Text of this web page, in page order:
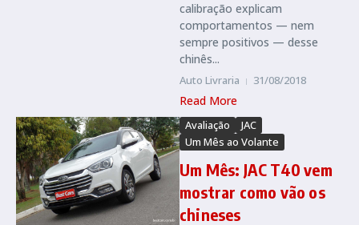
calibração explicam
comportamentos — nem
sempre positivos — desse
chinês...
Auto Livraria 31/08/2018
Read More
Avaliação
JAC
Um Mês ao Volante
Um Mês: JAC T40 vem
mostrar como vão os
chineses